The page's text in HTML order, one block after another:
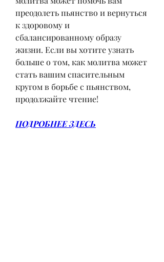
преодолеть пьянство и вернуться
к здоровому и
сбалансированному образу
жизни. Если вы хотите узнать
больше о том, как молитва может
стать вашим спасительным
кругом в борьбе с пьянством,
продолжайте чтение!
ПОДРОБНЕЕ ЗДЕСЬ